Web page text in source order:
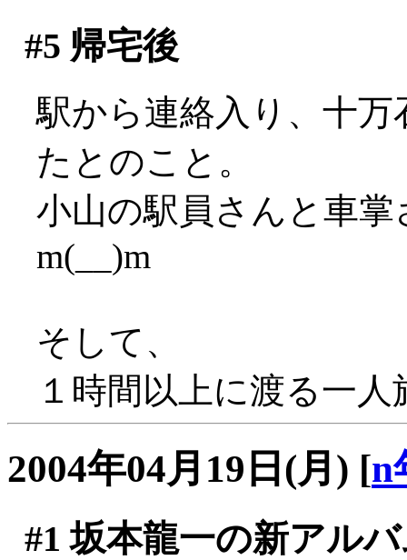
#5 帰宅後
駅から連絡入り、十
たとのこと。
小山の駅員さんと車
m(__)m
そして、
１時間以上に渡る一
2004年04月19日(月) [n
#1 坂本龍一の新アル